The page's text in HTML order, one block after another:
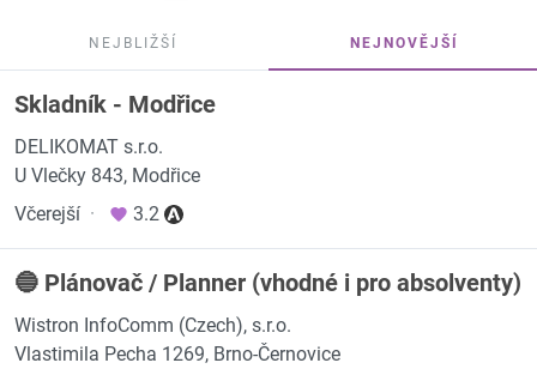
NEJBLIŽŠÍ NEJNOVĚJŠÍ
Skladník - Modřice
DELIKOMAT s.r.o.
U Vlečky 843, Modřice
Včerejší · 3.2
🔵 Plánovač / Planner (vhodné i pro absolventy)
Wistron InfoComm (Czech), s.r.o.
Vlastimila Pecha 1269, Brno-Černovice